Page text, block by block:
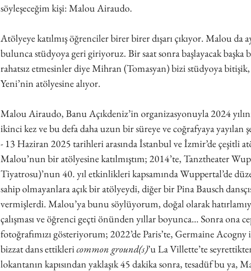
söyleşeceğim kişi: Malou Airaudo.
Atölyeye katılmış öğrenciler birer birer dışarı çıkıyor. Malou
bulunca stüdyoya geri giriyoruz. Bir saat sonra başlayacak başka
rahatsız etmesinler diye Mihran (Tomasyan) bizi stüdyoya bitişik,
Yeni’nin atölyesine alıyor.
Malou Airaudo, Banu Açıkdeniz’in organizasyonuyla 2024
ikinci kez ve bu defa daha uzun bir süreye ve coğrafyaya yayılan
- 13 Haziran 2025 tarihleri arasında İstanbul ve İzmir’de çeşitli
Malou’nun bir atölyesine katılmıştım; 2014’te, Tanztheater
Tiyatrosu)’nun 40. yıl etkinlikleri kapsamında Wuppertal’de
sahip olmayanlara açık bir atölyeydi, diğer bir Pina Bausch
vermişlerdi. Malou’ya bunu söylüyorum, doğal olarak
çalışması ve öğrenci geçti önünden yıllar boyunca… Sonra ona
fotoğrafımızı gösteriyorum; 2022’de Paris’te, Germaine
bizzat dans ettikleri common ground(s)’u La Villette’te
lokantanın kapısından yaklaşık 45 dakika sonra, tesadüf bu ya,